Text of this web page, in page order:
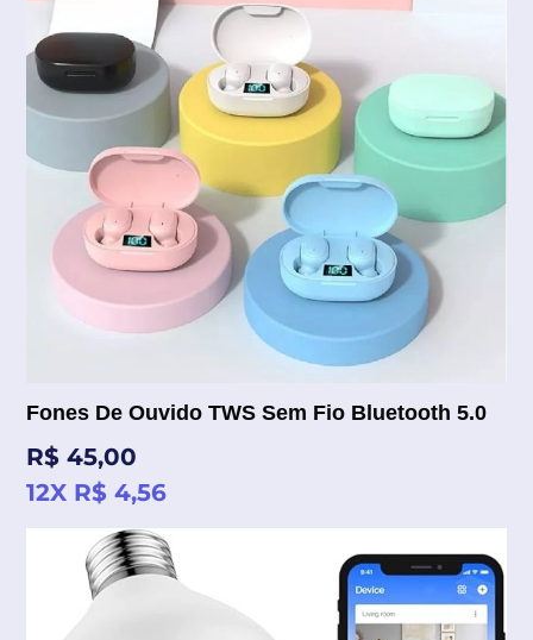
Fones De Ouvido TWS Sem Fio Bluetooth 5.0
Preço
normal
R$ 45,00
12X R$ 4,56